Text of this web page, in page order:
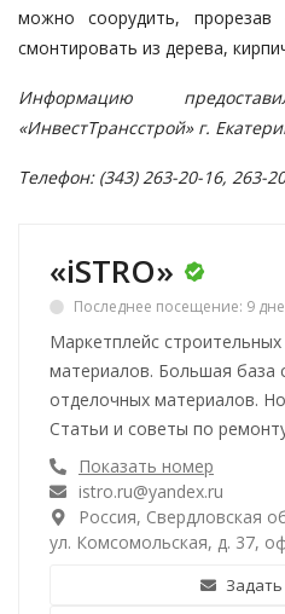
можно соорудить, прорезав
смонтировать из дерева,
Информацию
«ИнвестТрансстрой»г.
Телефон: (343) 263-20-16, 263-
«iSTRO»
Последнее посещение: 9
Маркетплейс
материалов. Большая база
отделочных материалов.
Статьи и советы по
Показать номер
istro.ru@yandex.ru
Россия, Свердловская
ул. Комсомольская, д. 37,